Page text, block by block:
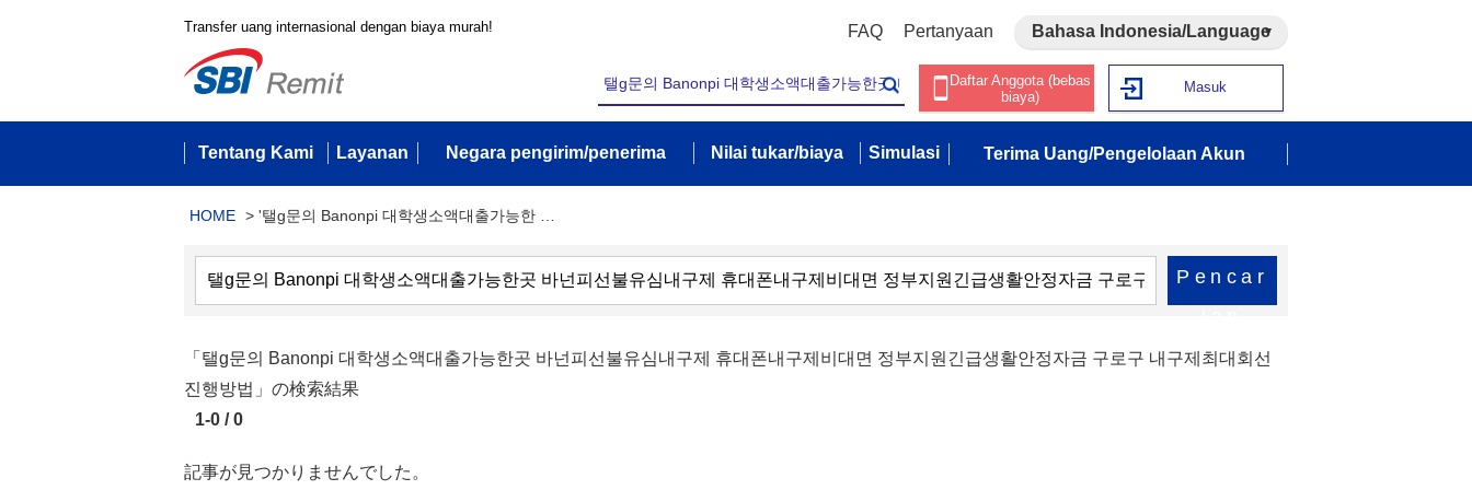
Transfer uang internasional dengan biaya murah! FAQ Pertanyaan Bahasa Indonesia/Language
Daftar Anggota (bebas
biaya)
Masuk
Tentang Kami Layanan Negara pengirim/penerima Nilai tukar/biaya Simulasi Terima Uang/Pengelolaan Akun
HOME > '탤g문의 Banonpi 대학생소액대출가능한 …
Pencar
「탤g문의 Banonpi 대학생소액대출가능한곳 바넌피선불유심내구제 휴대폰내구제비대면 정부지원긴급생활안정자금 구로구 내구제최대회선
진행방법」の検索結果
1-0 / 0
記事が見つかりませんでした。